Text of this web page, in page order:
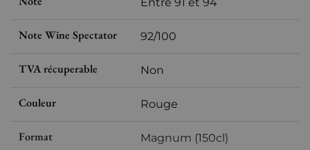
Entre 91 et 94
Note Wine Spectator 92/100
TVA récuperable Non
Couleur Rouge
Format Magnum (150cl)